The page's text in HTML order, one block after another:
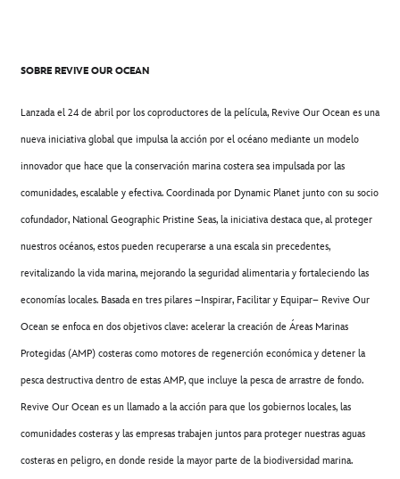
SOBRE REVIVE OUR OCEAN
Lanzada el 24 de abril por los coproductores de la película, Revive Our Ocean es una
nueva iniciativa global que impulsa la acción por el océano mediante un modelo
innovador que hace que la conservación marina costera sea impulsada por las
comunidades, escalable y efectiva. Coordinada por Dynamic Planet junto con su socio
cofundador, National Geographic Pristine Seas, la iniciativa destaca que, al proteger
nuestros océanos, estos pueden recuperarse a una escala sin precedentes,
revitalizando la vida marina, mejorando la seguridad alimentaria y fortaleciendo las
economías locales. Basada en tres pilares –Inspirar, Facilitar y Equipar– Revive Our
Ocean se enfoca en dos objetivos clave: acelerar la creación de Áreas Marinas
Protegidas (AMP) costeras como motores de regenerción económica y detener la
pesca destructiva dentro de estas AMP, que incluye la pesca de arrastre de fondo.
Revive Our Ocean es un llamado a la acción para que los gobiernos locales, las
comunidades costeras y las empresas trabajen juntos para proteger nuestras aguas
costeras en peligro, en donde reside la mayor parte de la biodiversidad marina.